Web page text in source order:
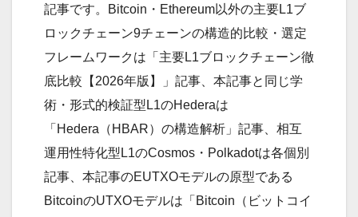
記事です。Bitcoin・Ethereum以外の主要L1ブ
ロックチェーン9チェーンの構造的比較・選定
フレームワークは「主要L1ブロックチェーン徹
底比較【2026年版】」記事、本記事と同じ学
術・形式的検証型L1のHederaは
「Hedera（HBAR）の構造解析」記事、相互
運用性特化型L1のCosmos・Polkadotは各個別
記事、本記事のEUTXOモデルの原型である
BitcoinのUTXOモデルは「Bitcoin（ビットコイ